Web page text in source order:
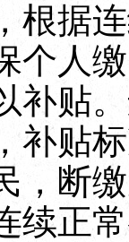
根据
个人
补贴
补贴
，断
续正